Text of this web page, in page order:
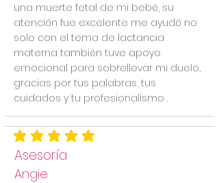
una muerte fetal de mi bebé, su
atención fue excelente me ayudó no
solo con el tema de lactancia
materna también tuve apoyo
emocional para sobrellevar mi duelo,
gracias por tus palabras, tus
cuidados y tu profesionalismo .
Asesoría
la calificación promedio es 5 de 5
Angie